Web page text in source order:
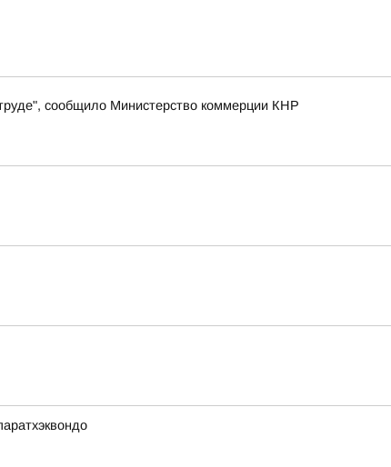
сообщило Министерство коммерции КНР